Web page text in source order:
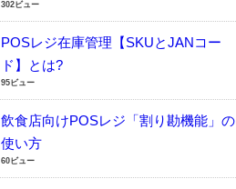
302ビュー
POSレジ在庫管理【SKUとJANコー
ド】とは?
95ビュー
飲食店向けPOSレジ「割り勘機能」の
使い方
60ビュー